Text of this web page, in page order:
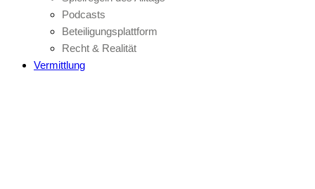
Podcasts
Beteiligungsplattform
Recht & Realität
Vermittlung